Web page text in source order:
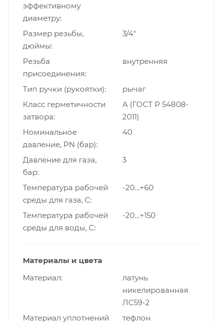
эффективному
диаметру
Размер резьбы,
дюймы
3/4"
Резьба
присоединения
внутренняя
Тип ручки (рукоятки)
рычаг
Класс герметичности
затвора
А (ГОСТ Р 54808-
2011)
Номинальное
давление, PN (бар)
40
Давление для газа,
бар
3
Температура рабочей
среды для газа, С
-20…+60
Температура рабочей
среды для воды, С
-20…+150
Материалы и цвета
Материал
латунь
никелированная
ЛС59-2
Материал уплотнений
тефлон